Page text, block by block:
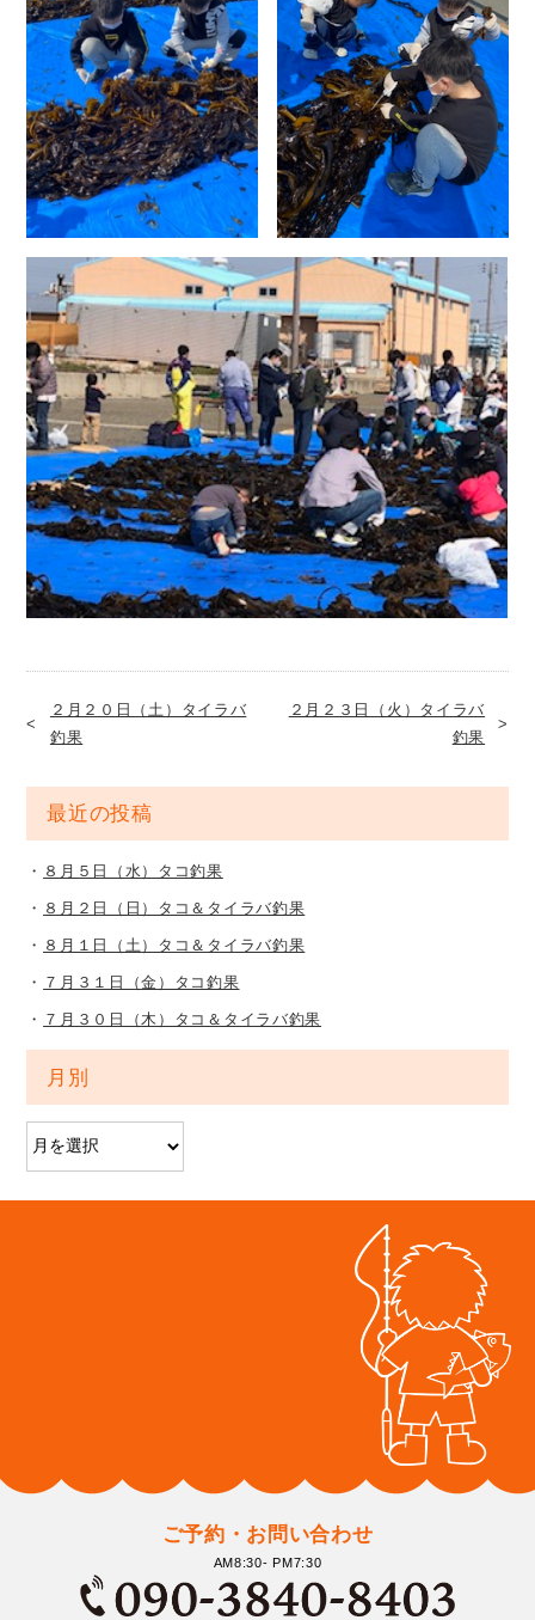
２月２０日（土）タイラバ
釣果
２月２３日（火）タイラバ
釣果
最近の投稿
８月５日（水）タコ釣果
８月２日（日）タコ＆タイラバ釣果
８月１日（土）タコ＆タイラバ釣果
７月３１日（金）タコ釣果
７月３０日（木）タコ＆タイラバ釣果
月別
ご予約・お問い合わせ
AM8:30- PM7:30